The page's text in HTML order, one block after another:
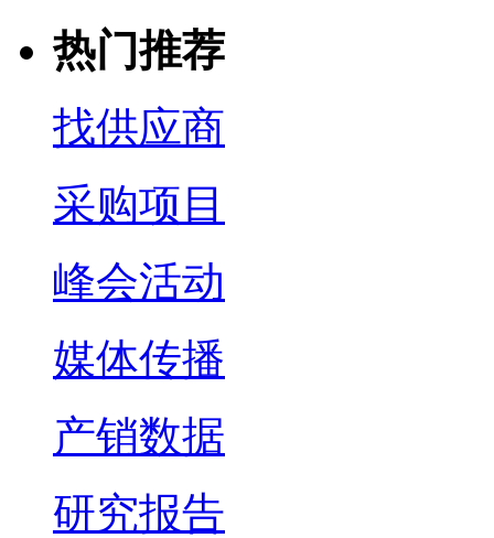
热门推荐
找供应商
采购项目
峰会活动
媒体传播
产销数据
研究报告